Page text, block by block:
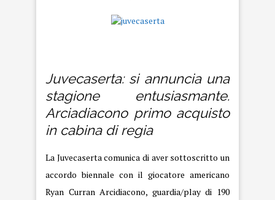
Juvecaserta: si annuncia una
stagione entusiasmante.
Arciadiacono primo acquisto
in cabina di regia
La Juvecaserta comunica di aver sottoscritto un
accordo biennale con il giocatore americano
Ryan Curran Arcidiacono, guardia/play di 190